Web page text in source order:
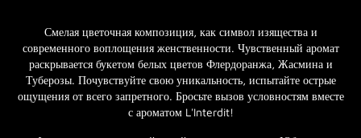
Смелая цветочная композиция, как символ изящества и
современного воплощения женственности. Чувственный аромат
раскрывается букетом белых цветов Флердоранжа, Жасмина и
Туберозы. Почувствуйте свою уникальность, испытайте острые
ощущения от всего запретного. Бросьте вызов условностям вместе
с ароматом L'Interdit!